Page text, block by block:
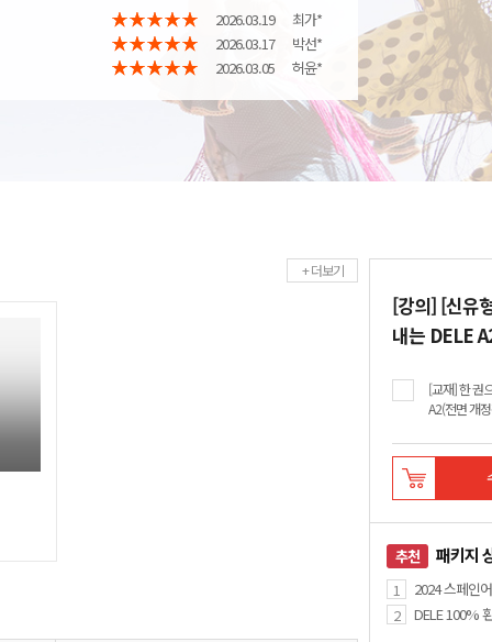
2026.03.19
최가*
2026.03.17
박선*
2026.03.05
허윤*
[강의] [신유
내는 DELE
[교재] 한 권
A2(전면 개
추천 패키지
1
2024 스페인
2
DELE 100%
+ 더보기